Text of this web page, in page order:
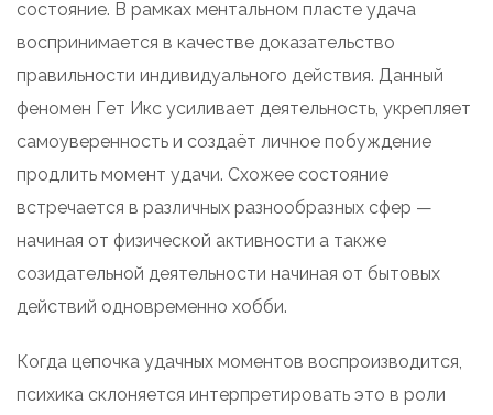
состояние. В рамках ментальном пласте удача
воспринимается в качестве доказательство
правильности индивидуального действия. Данный
феномен Гет Икс усиливает деятельность, укрепляет
самоуверенность и создаёт личное побуждение
продлить момент удачи. Схожее состояние
встречается в различных разнообразных сфер —
начиная от физической активности а также
созидательной деятельности начиная от бытовых
действий одновременно хобби.
Когда цепочка удачных моментов воспроизводится,
психика склоняется интерпретировать это в роли